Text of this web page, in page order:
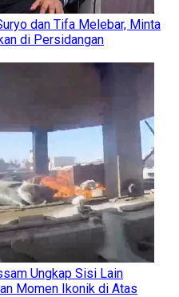
dan Tifa Melebar, Minta
di Persidangan
Ungkap Sisi Lain
Momen Ikonik di Atas